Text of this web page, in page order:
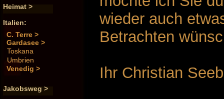
Heimat >
Italien:
C. Terre >
Gardasee >
Toskana
Umbrien
Venedig >
Jakobsweg >
wieder auch
Betrachten
Ihr Christian